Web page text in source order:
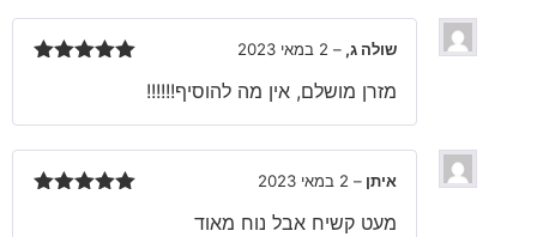
שולה ג, – 2 במאי 2023
מזרן מושלם, אין מה להוסיף!!!!!!
איתן – 2 במאי 2023
מעט קשיח אבל נוח מאוד